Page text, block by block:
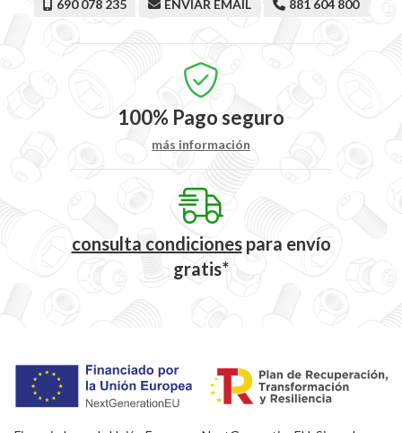
690 078 235 ENVIAR EMAIL 881 604 800
100% Pago seguro
más información
consulta condicionespara envío
gratis*